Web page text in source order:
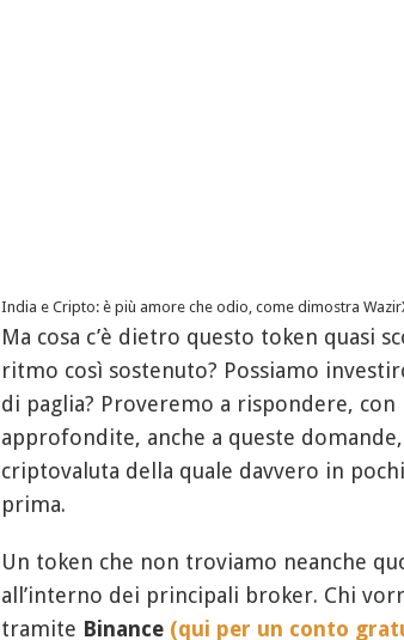
India e Cripto: è più amore che odio, come dimostra
Ma cosa c’è dietro questo token quasi
ritmo così sostenuto? Possiamo
di paglia? Proveremo a rispondere,
approfondite, anche a queste
criptovaluta della quale davvero in
prima.
Un token che non troviamo neanche
all’interno dei principali broker. Chi
tramite Binance (qui per un conto